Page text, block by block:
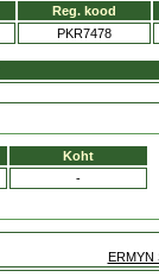
Reg. kood
PKR7478
Koht
-
ERMYN